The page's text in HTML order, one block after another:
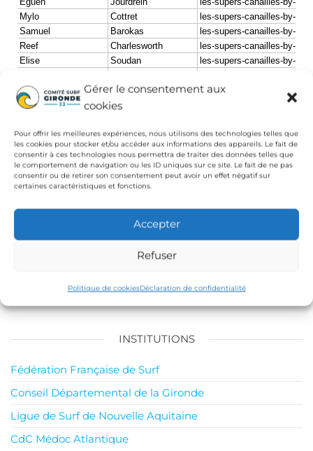
Gérer le consentement aux
cookies
Pour offrir les meilleures expériences, nous utilisons des technologies telles que
les cookies pour stocker et/ou accéder aux informations des appareils. Le fait de
consentir à ces technologies nous permettra de traiter des données telles que
le comportement de navigation ou les ID uniques sur ce site. Le fait de ne pas
consentir ou de retirer son consentement peut avoir un effet négatif sur
certaines caractéristiques et fonctions.
Accepter
Refuser
Politique de cookiesDéclaration de confidentialité
INSTITUTIONS
Fédération Française de Surf
Conseil Départemental de la Gironde
Ligue de Surf de Nouvelle Aquitaine
CdC Médoc Atlantique